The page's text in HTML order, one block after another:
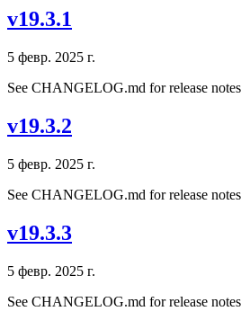
v19.3.1
5 февр. 2025 г.
See CHANGELOG.md for release notes
v19.3.2
5 февр. 2025 г.
See CHANGELOG.md for release notes
v19.3.3
5 февр. 2025 г.
See CHANGELOG.md for release notes